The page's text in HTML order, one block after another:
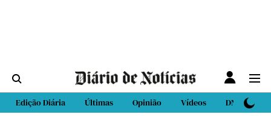
Edição Diária Últimas Opinião Vídeos DN Sport